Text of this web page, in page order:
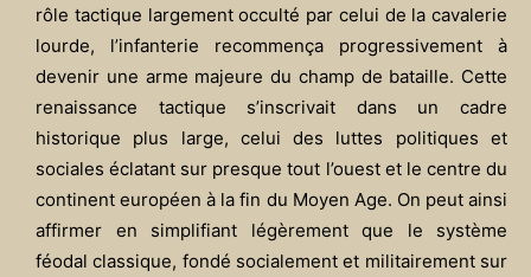
rôle tactique largement occulté par celui de la cavalerie
lourde, l’infanterie recommença progressivement à
devenir une arme majeure du champ de bataille. Cette
renaissance tactique s’inscrivait dans un cadre
historique plus large, celui des luttes politiques et
sociales éclatant sur presque tout l’ouest et le centre du
continent européen à la fin du Moyen Age. On peut ainsi
affirmer en simplifiant légèrement que le système
féodal classique, fondé socialement et militairement sur